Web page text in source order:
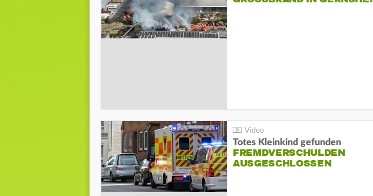
Totes Kleinkind gefunden
FREMDVERSCHULDEN
AUSGESCHLOSSEN